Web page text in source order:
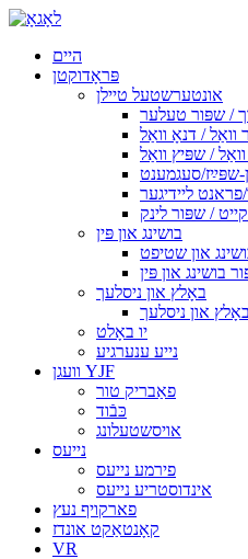
היים
פּראָדוקטן
אונטערשטעל טיילן
/ שפּור טעלער
וואַל / דנאָ וואַל
/ שפּיץ וואַל
שפּײַז/סעגמענט
פראנט ליידיגער
/ שפּור לינק
בושינג און פּין
און שטיפט
בושינג און פּין
באָלץ און ניסלעך
און ניסלעך
יו באָלט
נייע ענערגיע
וועגן YJF
פאַבריק טור
כּבֿוד
אויסשטעלונג
נייעס
פירמע נייעס
אינדוסטריע נייעס
פארקויף נעץ
קאָנטאַקט אונדז
VR